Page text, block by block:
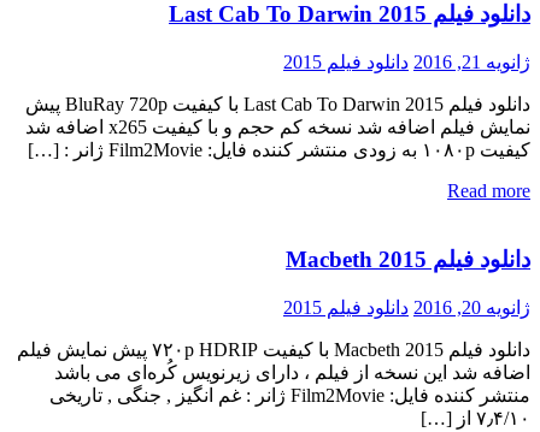
دانلود فیلم Last Cab To Darwin 2015
ژانویه 21, 2016 دانلود فیلم 2015
دانلود فیلم Last Cab To Darwin 2015 با کیفیت BluRay 720p پیش
نمایش فیلم اضافه شد نسخه کم حجم و با کیفیت x265 اضافه شد
کیفیت ۱۰۸۰p به زودی منتشر کننده فایل: Film2Movie ژانر : […]
Read more
دانلود فیلم Macbeth 2015
ژانویه 20, 2016 دانلود فیلم 2015
دانلود فیلم Macbeth 2015 با کیفیت ۷۲۰p HDRIP پیش نمایش فیلم
اضافه شد این نسخه از فیلم ، دارای زیرنویس کُره‌ای می باشد
منتشر کننده فایل: Film2Movie ژانر : غم انگیز , جنگی , تاریخی
۷٫۴/۱۰ از […]